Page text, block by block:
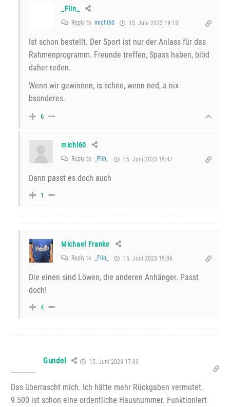
_Flin_
Reply to michl60 15. Juni 2023 19:13
Ist schon bestellt. Der Sport ist nur der Anlass für das
Rahmenprogramm. Freunde treffen, Spass haben, blöd
daher reden.
Wenn wir gewinnen, is schee, wenn ned, a nix
bsonderes.
6
michl60
Reply to _Flin_ 15. Juni 2023 19:47
Dann passt es doch auch
1
Michael Franke
Reply to _Flin_ 15. Juni 2023 19:06
Die einen sind Löwen, die anderen Anhänger. Passt
doch!
4
Gundel 15. Juni 2023 17:33
Das überrascht mich. Ich hätte mehr Rückgaben vermutet.
9.500 ist schon eine ordentliche Hausnummer. Funktioniert